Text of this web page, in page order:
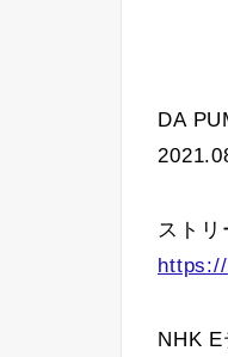
DA
ストリ
NHK